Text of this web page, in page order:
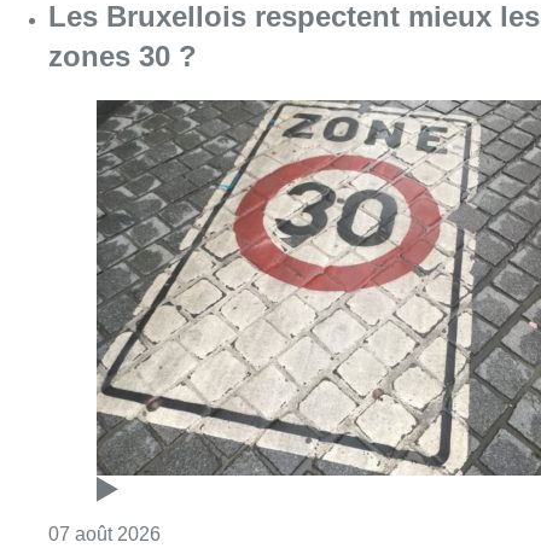
07 août 2026Consulter l'article "Les Bruxellois
Deux mineurs interpellés après un
vol à main armée dans un
commerce bruxellois